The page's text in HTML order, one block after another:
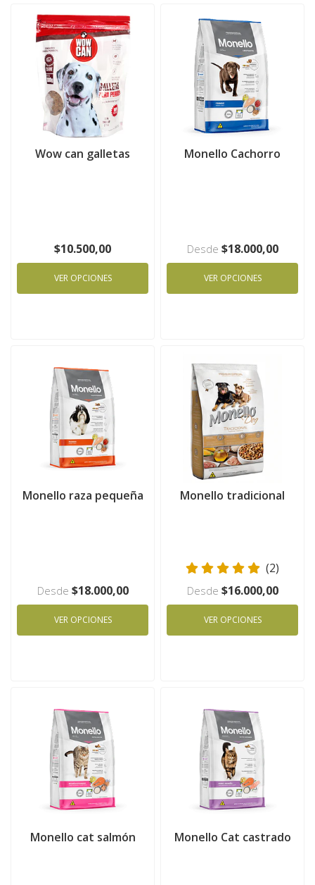
Wow can galletas
$10.500,00
VER OPCIONES
Monello Cachorro
Desde $18.000,00
VER OPCIONES
Monello raza pequeña
Desde $18.000,00
VER OPCIONES
Monello tradicional
(2)
Desde $16.000,00
VER OPCIONES
Monello cat salmón Monello Cat castrado